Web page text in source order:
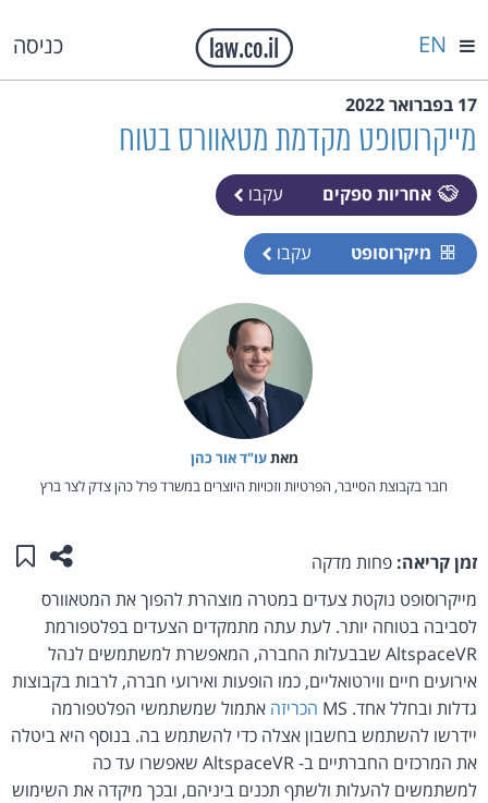
כניסה EN
17 בפברואר 2022
מייקרוסופט מקדמת מטאוורס בטוח
אחריות ספקים עקבו
מיקרוסופט עקבו
מאת‏עו"ד אור כהן
חבר בקבוצת הסייבר, הפרטיות וזכויות היוצרים במשרד פרל כהן צדק לצר ברץ
זמן קריאה: פחות מדקה שתפו
מייקרוסופט נוקטת צעדים במטרה מוצהרת להפוך את המטאוורס
לסביבה בטוחה יותר. לעת עתה מתמקדים הצעדים בפלטפורמת
AltspaceVR שבבעלות החברה, המאפשרת למשתמשים לנהל
אירועים חיים ווירטואליים, כמו הופעות ואירועי חברה, לרבות בקבוצות
גדלות ובחלל אחד. MS
הכריזה אתמול שמשתמשי הפלטפורמה
יידרשו להשתמש בחשבון אצלה כדי להשתמש בה. בנוסף היא ביטלה
את המרכזים החברתיים ב- AltspaceVR שאפשרו עד כה
למשתמשים להעלות ולשתף תכנים ביניהם, ובכך מיקדה את השימוש